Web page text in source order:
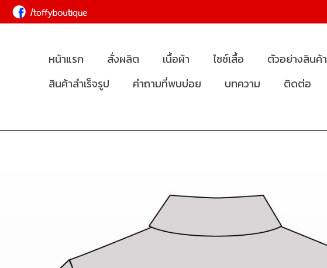
หน้าแรก สั่งผลิต เนื้อผ้า ไซซ์เสื้อ ตัวอย่างสินค้า
สินค้าสำเร็จรูป
คำถามที่พบบ่อย บทความ ติดต่อ